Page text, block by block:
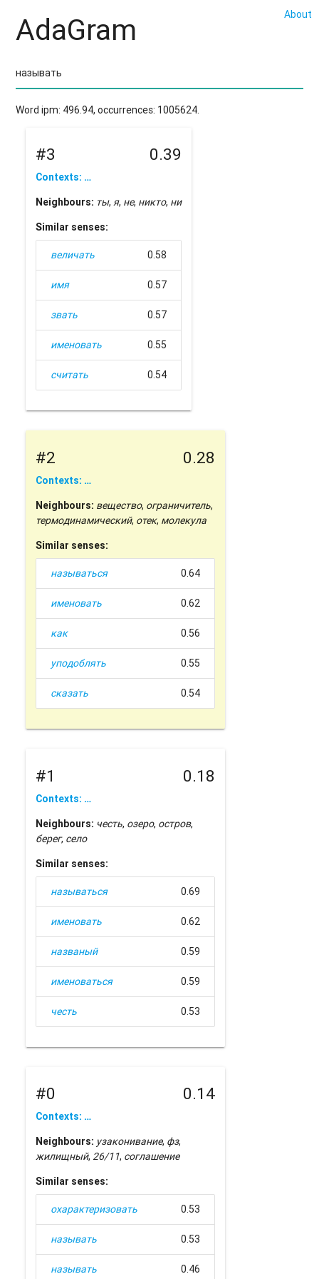
About
AdaGram
Word ipm: 496.94, occurrences: 1005624.
#3 0.39
Contexts: …
Neighbours: ты,я, не, никто, ни
Similar senses:
величать 0.58
имя 0.57
звать 0.57
именовать 0.55
считать 0.54
#2 0.28
Contexts: …
Neighbours: вещество, ограничитель,
термодинамический, отек, молекула
Similar senses:
называться 0.64
именовать 0.62
как 0.56
уподоблять 0.55
сказать 0.54
#1 0.18
Contexts: …
Neighbours: честь, озеро, остров,
берег, село
Similar senses:
называться 0.69
именовать 0.62
названый 0.59
именоваться 0.59
честь 0.53
#0 0.14
Contexts: …
Neighbours: узаконивание, фз,
жилищный, 26/11, соглашение
Similar senses:
охарактеризовать 0.53
называть 0.53
называть 0.46